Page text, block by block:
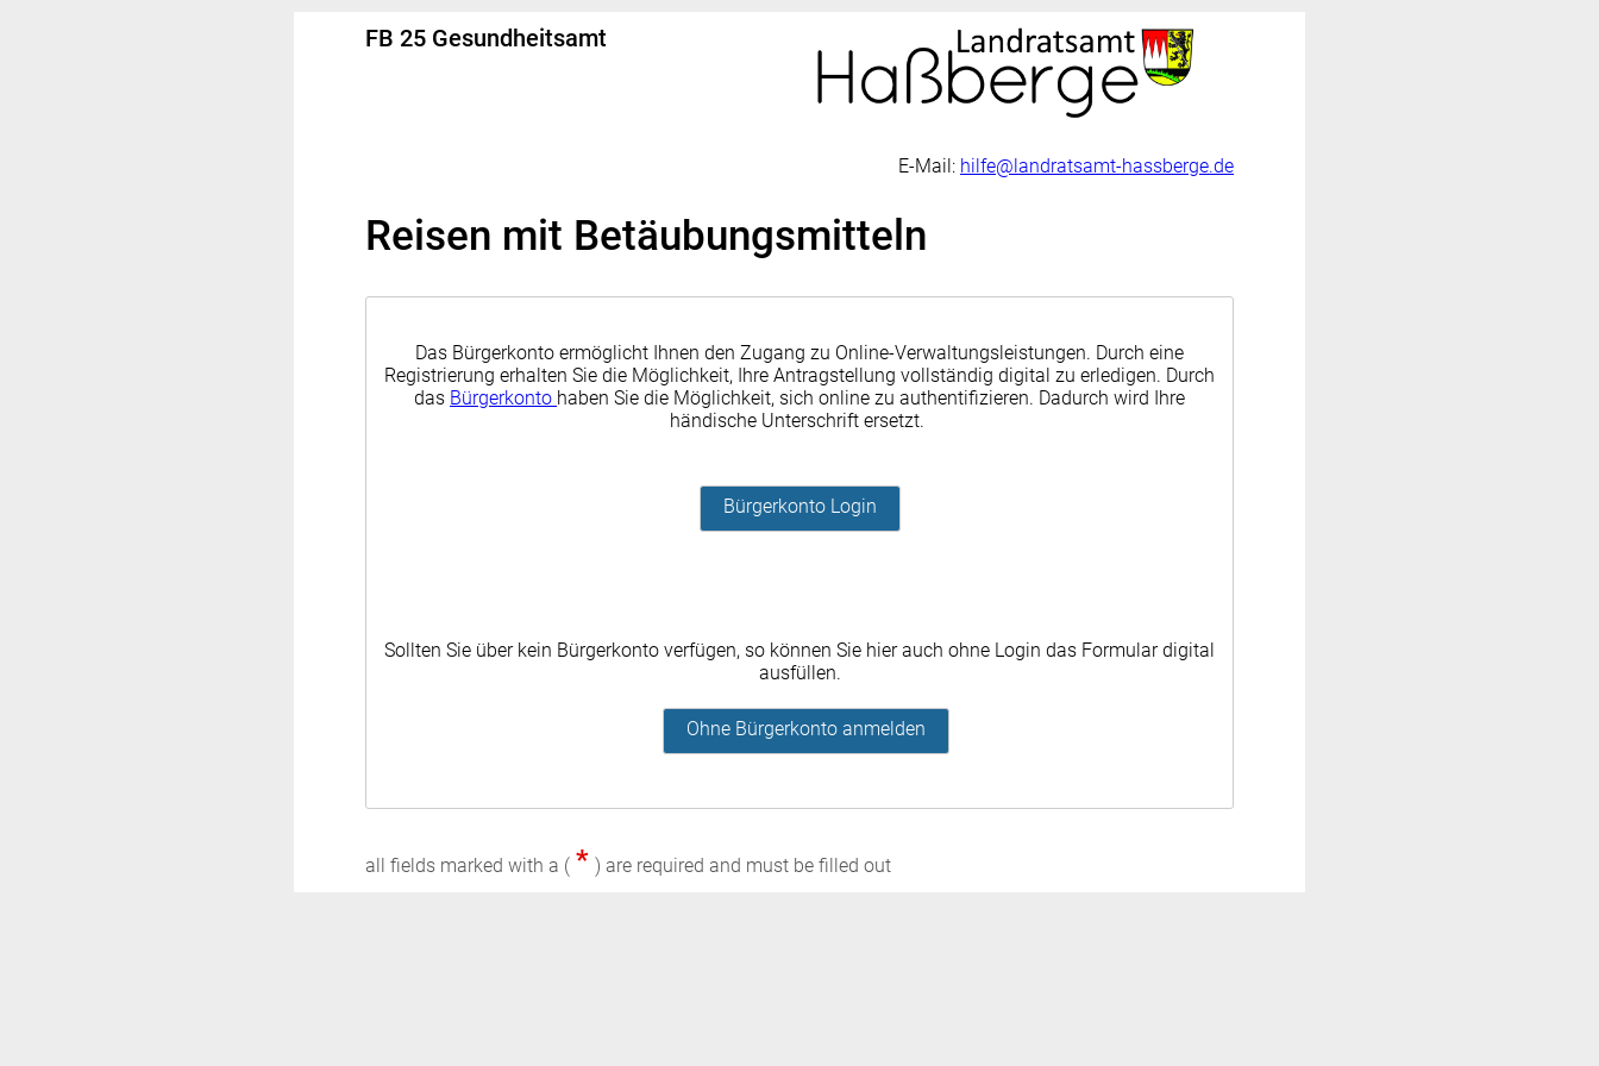
FB 25 Gesundheitsamt
E-Mail: hilfe@landratsamt-hassberge.de
Reisen mit Betäubungsmitteln
Das Bürgerkonto ermöglicht Ihnen den Zugang zu Online-Verwaltungsleistungen. Durch eine
Registrierung erhalten Sie die Möglichkeit, Ihre Antragstellung vollständig digital zu erledigen. Durch
das Bürgerkonto haben Sie die Möglichkeit, sich online zu authentifizieren. Dadurch wird Ihre
händische Unterschrift ersetzt.
Bürgerkonto Login
Sollten Sie über kein Bürgerkonto verfügen, so können Sie hier auch ohne Login das Formular digital
ausfüllen.
Ohne Bürgerkonto anmelden
all fields marked with a ( * ) are required and must be filled out